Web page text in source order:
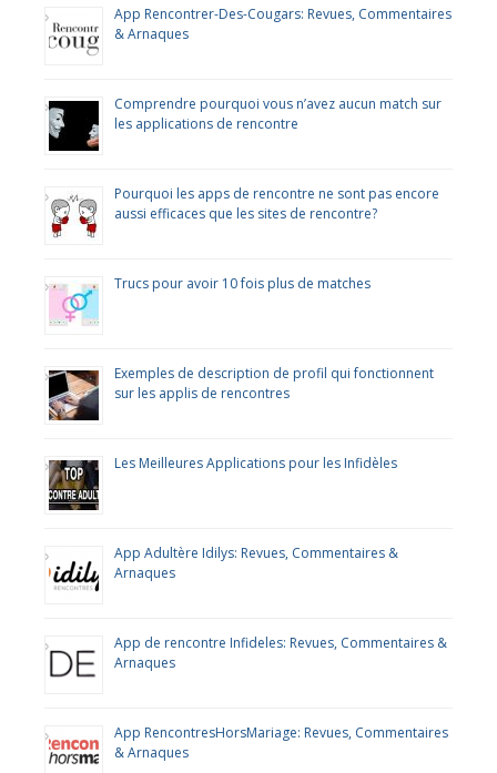
App Rencontrer-Des-Cougars: Revues, Commentaires
& Arnaques
Comprendre pourquoi vous n’avez aucun match sur
les applications de rencontre
Pourquoi les apps de rencontre ne sont pas encore
aussi efficaces que les sites de rencontre?
Trucs pour avoir 10 fois plus de matches
Exemples de description de profil qui fonctionnent
sur les applis de rencontres
Les Meilleures Applications pour les Infidèles
App Adultère Idilys: Revues, Commentaires &
Arnaques
App de rencontre Infideles: Revues, Commentaires &
Arnaques
App RencontresHorsMariage: Revues, Commentaires
& Arnaques